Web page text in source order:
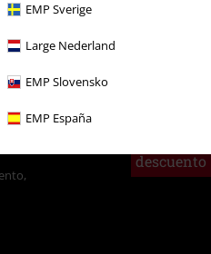
EMP Sverige
Large Nederland
EMP Slovensko
EMP España
Band Merch
descuento